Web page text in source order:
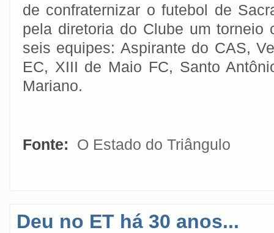
de confraternizar o futebol de
pela diretoria do Clube um torneio
seis equipes: Aspirante do CAS,
EC, XIII de Maio FC, Santo
Mariano.
Fonte: O Estado do Triângulo
Deu no ET há 30 anos...